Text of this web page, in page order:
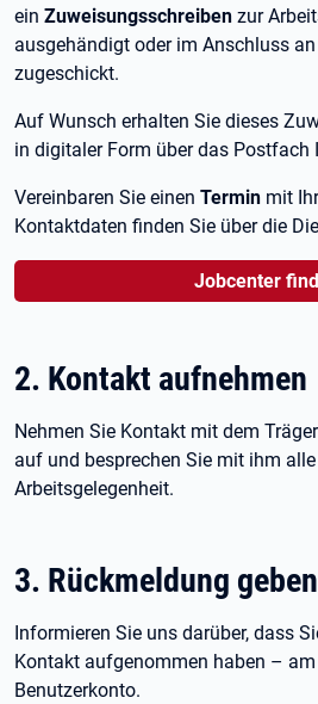
ein Zuweisungsschreiben zur
ausgehändigt oder im Anschluss
zugeschickt.
Auf Wunsch erhalten Sie dieses
in digitaler Form über das Postfach
Vereinbaren Sie einen Termin mit
Kontaktdaten finden Sie über die
Jobcenter
2. Kontakt aufnehmen
Nehmen Sie Kontakt mit dem
auf und besprechen Sie mit ihm
Arbeitsgelegenheit.
3. Rückmeldung geben
Informieren Sie uns darüber, dass
Kontakt aufgenommen haben –
Benutzerkonto.